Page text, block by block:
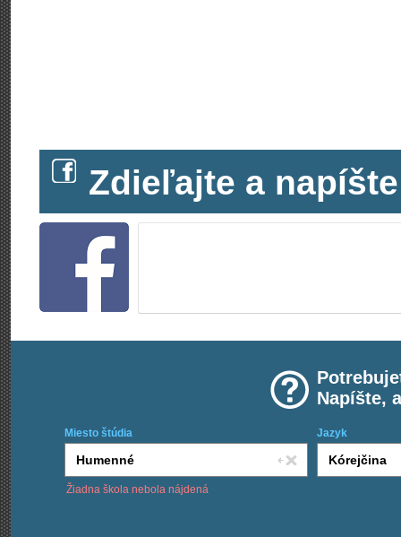
Zdieľajte a
Napíšte,
Miesto štúdia Jazyk
Žiadna škola nebola nájdená